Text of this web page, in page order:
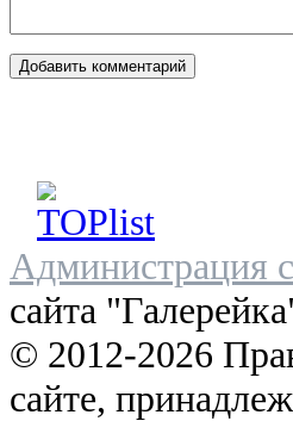
Администрация
сайта
© 2012-2026
сайте,